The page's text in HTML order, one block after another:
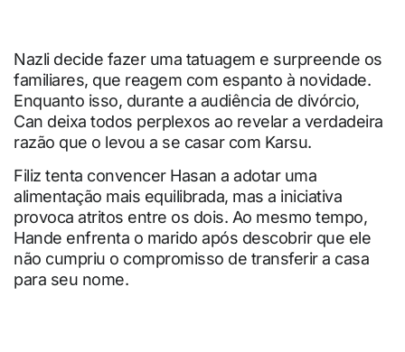
Nazli decide fazer uma tatuagem e surpreende os
familiares, que reagem com espanto à novidade.
Enquanto isso, durante a audiência de divórcio,
Can deixa todos perplexos ao revelar a verdadeira
razão que o levou a se casar com Karsu.
Filiz tenta convencer Hasan a adotar uma
alimentação mais equilibrada, mas a iniciativa
provoca atritos entre os dois. Ao mesmo tempo,
Hande enfrenta o marido após descobrir que ele
não cumpriu o compromisso de transferir a casa
para seu nome.